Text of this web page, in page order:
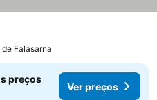
Falasarna
preços
Ver preços